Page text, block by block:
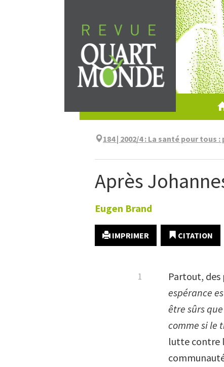
au
contenu
184 | 2002/4: La santé pour tous :
Après
Eugen Brand
IMPRIMER CITATION
Partout, des
espérance
être sûrs
comme si le
lutte contre